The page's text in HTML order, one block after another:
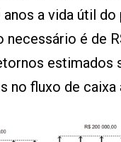
anos a vida útil
necessário é de
estimados
no fluxo de caixa